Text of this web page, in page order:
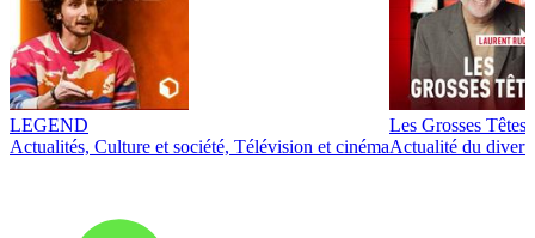
LEGEND
Actualités, Culture et société, Télévision et cinéma
Les Grosses Têtes
Actualité du